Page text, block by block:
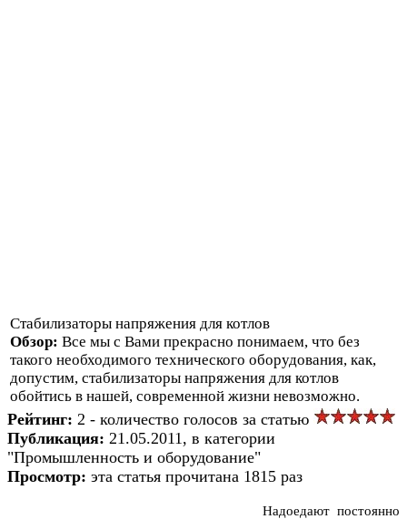
Стабилизаторы напряжения для котлов
Обзор: Все мы с Вами прекрасно понимаем, что без
такого необходимого технического оборудования, как,
допустим, стабилизаторы напряжения для котлов
обойтись в нашей, современной жизни невозможно.
Рейтинг: 2 - количество голосов за статью
Публикация: 21.05.2011, в категории
"Промышленность и оборудование"
Просмотр: эта статья прочитана 1815 раз
Надоедают постоянно